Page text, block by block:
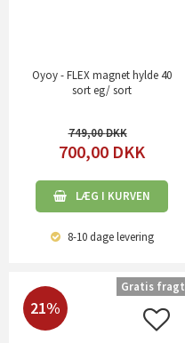
Oyoy - FLEX magnet hylde 40
sort eg/ sort
749,00
700,00 DKK
LÆG I KURVEN
8-10 dagelevering
21%
Gratis fragt